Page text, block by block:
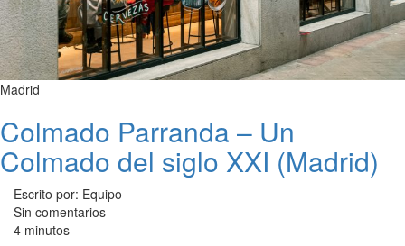
Madrid
Colmado Parranda – Un
Colmado del siglo XXI (Madrid)
Escrito por: Equipo
Sin comentarios
4 minutos